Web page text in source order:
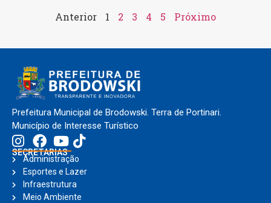
Anterior 1 2 3 4 5 Próximo
Prefeitura Municipal de Brodowski. Terra de Portinari.
Município de Interesse Turístico
SECRETARIAS
Administração
Esportes e Lazer
Infraestrutura
Meio Ambiente